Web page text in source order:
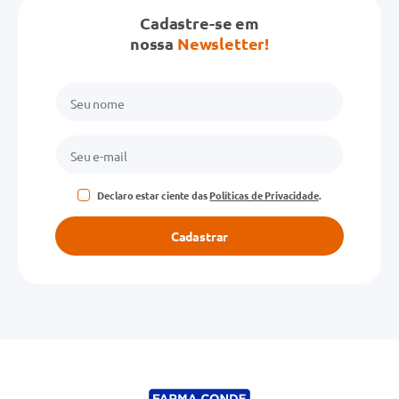
Cadastre-se em
nossa Newsletter!
Declaro estar ciente dasPolíticas de Privacidade.
Cadastrar